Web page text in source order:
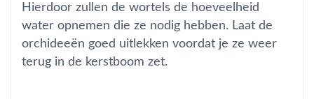
Hierdoor zullen de wortels de hoeveelheid
water opnemen die ze nodig hebben. Laat de
orchideeën goed uitlekken voordat je ze weer
terug in de kerstboom zet.